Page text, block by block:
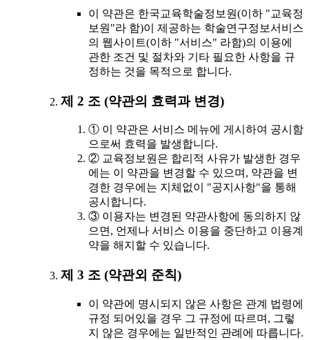
이 약관은 한국교육학술정보원(이하 "교육정
보원"라 함)이 제공하는 학술연구정보서비스
의 웹사이트(이하 "서비스" 라함)의 이용에
관한 조건 및 절차와 기타 필요한 사항을 규
정하는 것을 목적으로 합니다.
제 2 조 (약관의 효력과 변경)
① 이 약관은 서비스 메뉴에 게시하여 공시함
으로써 효력을 발생합니다.
② 교육정보원은 합리적 사유가 발생한 경우
에는 이 약관을 변경할 수 있으며, 약관을 변
경한 경우에는 지체없이 "공지사항"을 통해
공시합니다.
③ 이용자는 변경된 약관사항에 동의하지 않
으면, 언제나 서비스 이용을 중단하고 이용계
약을 해지할 수 있습니다.
제 3 조 (약관외 준칙)
이 약관에 명시되지 않은 사항은 관계 법령에
규정 되어있을 경우 그 규정에 따르며, 그렇
지 않은 경우에는 일반적인 관례에 따릅니다.